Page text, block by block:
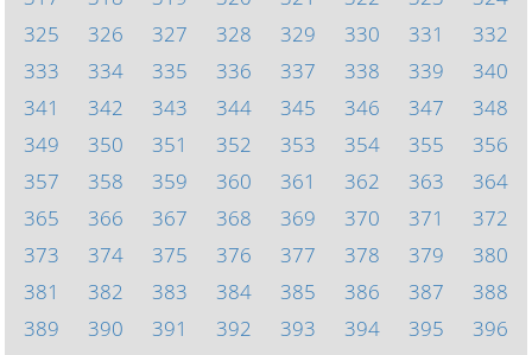
325
326 327 328 329 330 331
332
333
334 335 336 337 338 339
340
341
342 343 344 345 346 347
348
349
350 351 352 353 354 355
356
357
358 359 360 361 362 363
364
365
366 367 368 369 370 371
372
373
374 375 376 377 378 379
380
381
382 383 384 385 386 387
388
389
390 391 392 393 394 395
396